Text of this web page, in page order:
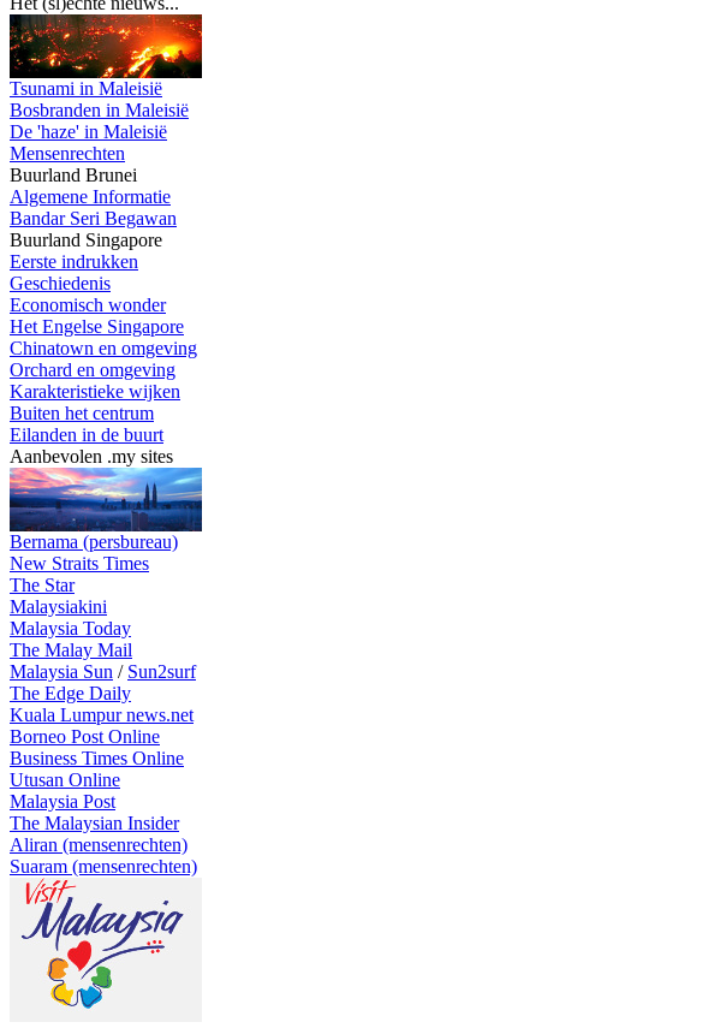
Tsunami in Maleisië
Bosbranden in Maleisië
De 'haze' in Maleisië
Mensenrechten
Buurland Brunei
Algemene Informatie
Bandar Seri Begawan
Buurland Singapore
Eerste indrukken
Geschiedenis
Economisch wonder
Het Engelse Singapore
Chinatown en omgeving
Orchard en omgeving
Karakteristieke wijken
Buiten het centrum
Eilanden in de buurt
Aanbevolen .my sites
Bernama (persbureau)
New Straits Times
The Star
Malaysiakini
Malaysia Today
The Malay Mail
Malaysia Sun / Sun2surf
The Edge Daily
Kuala Lumpur news.net
Borneo Post Online
Business Times Online
Utusan Online
Malaysia Post
The Malaysian Insider
Aliran (mensenrechten)
Suaram (mensenrechten)